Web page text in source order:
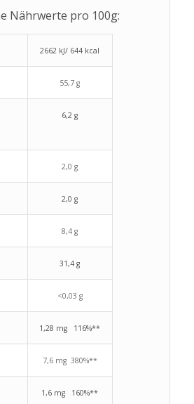
Nährwerte pro 100g:
2662 kJ/ 644 kcal
55,7 g
6,2 g
2,0 g
2,0 g
8,4 g
31,4 g
<0,03 g
1,28 mg 116%**
7,6 mg 380%**
1,6 mg 160%**